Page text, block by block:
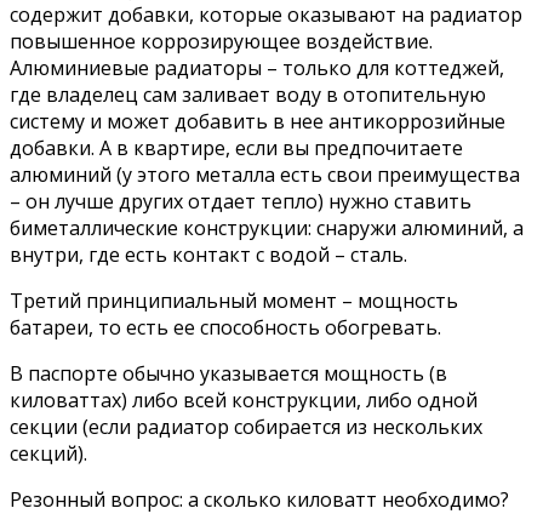
содержит добавки, которые оказывают на радиатор
повышенное коррозирующее воздействие.
Алюминиевые радиаторы – только для коттеджей,
где владелец сам заливает воду в отопительную
систему и может добавить в нее антикоррозийные
добавки. А в квартире, если вы предпочитаете
алюминий (у этого металла есть свои преимущества
– он лучше других отдает тепло) нужно ставить
биметаллические конструкции: снаружи алюминий, а
внутри, где есть контакт с водой – сталь.
Третий принципиальный момент – мощность
батареи, то есть ее способность обогревать.
В паспорте обычно указывается мощность (в
киловаттах) либо всей конструкции, либо одной
секции (если радиатор собирается из нескольких
секций).
Резонный вопрос: а сколько киловатт необходимо?